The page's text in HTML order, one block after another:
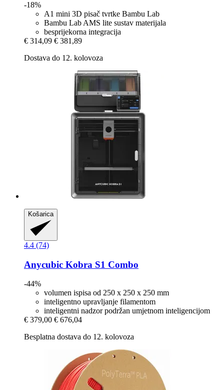
-18%
A1 mini 3D pisač tvrtke Bambu Lab
Bambu Lab AMS lite sustav materijala
besprijekorna integracija
€ 314,09 € 381,89
Dostava do 12. kolovoza
Košarica
4.4 (74)
Anycubic Kobra S1 Combo
-44%
volumen ispisa od 250 x 250 x 250 mm
inteligentno upravljanje filamentom
inteligentni nadzor podržan umjetnom inteligencijom
€ 379,00 € 676,04
Besplatna dostava do 12. kolovoza